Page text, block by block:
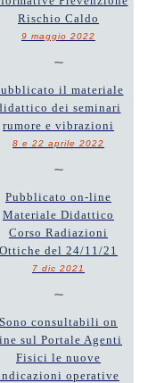
Rischio Caldo
9 maggio 2022
~
il materiale
dei seminari
rumore e vibrazioni
8 e 22 aprile 2022
~
Pubblicato on-line
Materiale Didattico
Corso Radiazioni
Ottiche del 24/11/21
7 dic 2021
~
Sono consultabili on
sul Portale Agenti
Fisici le nuove
operative